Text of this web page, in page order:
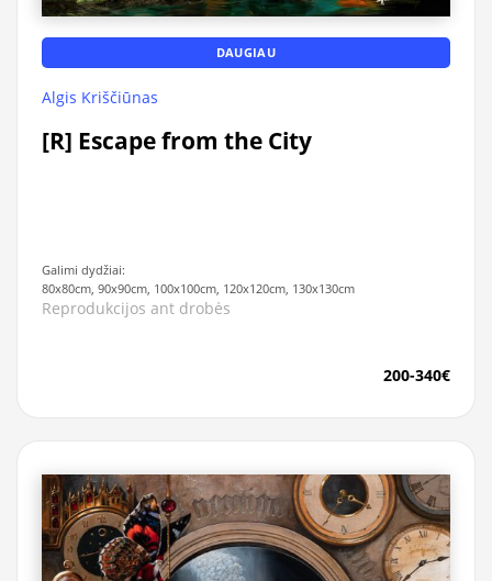
DAUGIAU
Algis Kriščiūnas
[R] Escape from the City
Galimi dydžiai:
80x80cm, 90x90cm, 100x100cm, 120x120cm, 130x130cm
Reprodukcijos ant drobės
200-340€